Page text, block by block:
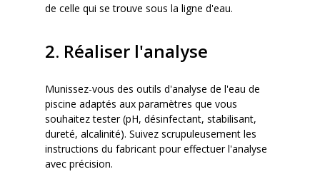
de celle qui se trouve sous la ligne d'eau.
2. Réaliser l'analyse
Munissez-vous des outils d'analyse de l'eau de
piscine adaptés aux paramètres que vous
souhaitez tester (pH, désinfectant, stabilisant,
dureté, alcalinité). Suivez scrupuleusement les
instructions du fabricant pour effectuer l'analyse
avec précision.